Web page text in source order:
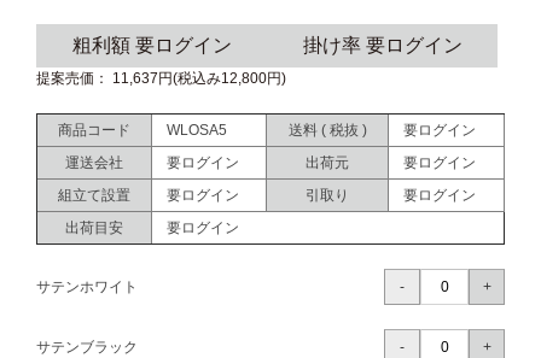
粗利額 要ログイン 掛け率 要ログイン
提案売価： 11,637円(税込み12,800円)
商品コード WLOSA5 送料 ( 税抜 )
要ログイン
運送会社
要ログイン 出荷元
要ログイン
組立て設置
要ログイン 引取り
要ログイン
出荷目安
要ログイン
サテンホワイト
サテンブラック